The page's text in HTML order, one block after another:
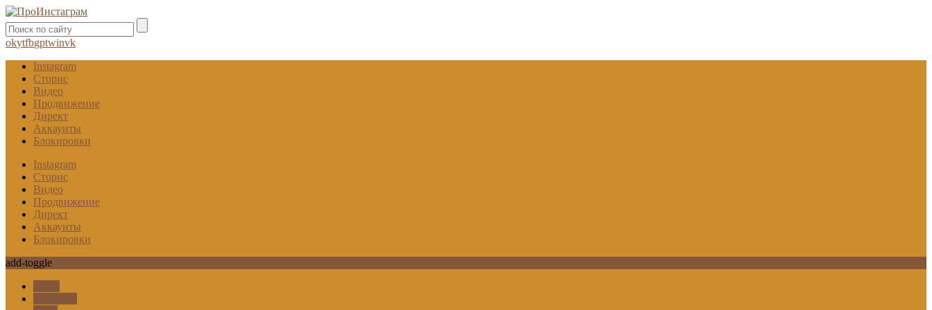
okytfbgptwinvk
Instagram
Сторис
Видео
Продвижение
Директ
Аккаунты
Блокировки
Instagram
Сторис
Видео
Продвижение
Директ
Аккаунты
Блокировки
add-toggle